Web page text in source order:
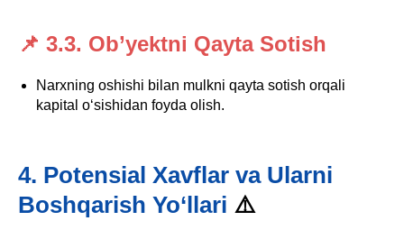
📌 3.3. Ob’yektni Qayta Sotish
Narxning oshishi bilan mulkni qayta sotish orqali
kapital o‘sishidan foyda olish.
4. Potensial Xavflar va Ularni
Boshqarish Yo‘llari ⚠️